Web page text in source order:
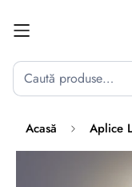
Acasă Aplice